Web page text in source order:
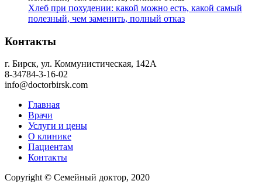
Хлеб при похудении: какой можно есть, какой самый
полезный, чем заменить, полный отказ
Контакты
г. Бирск, ул. Коммунистическая, 142А
8-34784-3-16-02
info@doctorbirsk.com
Главная
Врачи
Услуги и цены
О клинике
Пациентам
Контакты
Copyright © Семейный доктор, 2020